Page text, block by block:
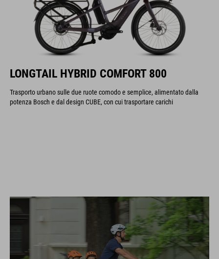
LONGTAIL HYBRID COMFORT 800
Trasporto urbano sulle due ruote comodo e semplice, alimentato dalla
potenza Bosch e dal design CUBE, con cui trasportare carichi